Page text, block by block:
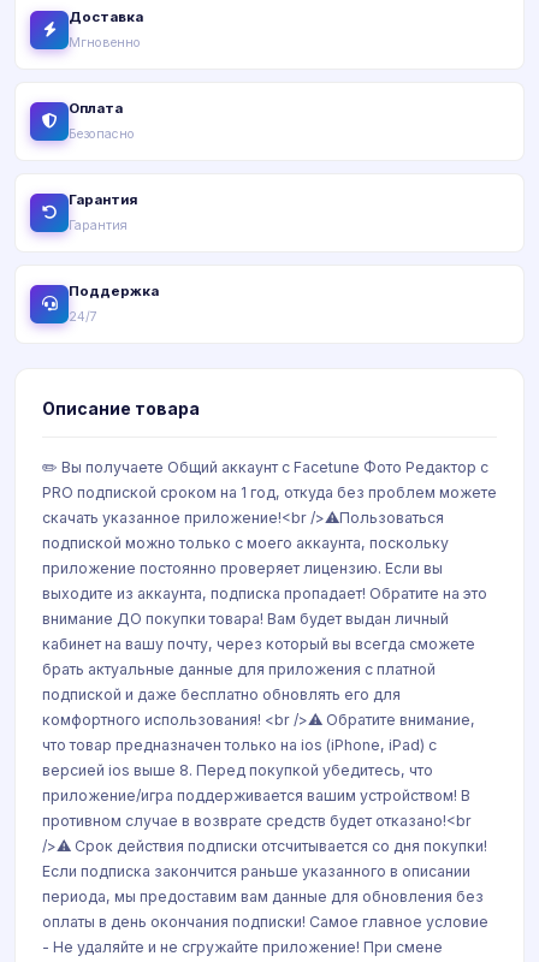
Доставка
Мгновенно
Оплата
Безопасно
Гарантия
Гарантия
Поддержка
24/7
Описание товара
✏️ Вы получаете Общий аккаунт с Facetune Фото Редактор c
PRO подпиской сроком на 1 год, откуда без проблем можете
скачать указанное приложение!<br />⚠️Пользоваться
подпиской можно только с моего аккаунта, поскольку
приложение постоянно проверяет лицензию. Если вы
выходите из аккаунта, подписка пропадает! Обратите на это
внимание ДО покупки товара! Вам будет выдан личный
кабинет на вашу почту, через который вы всегда сможете
брать актуальные данные для приложения с платной
подпиской и даже бесплатно обновлять его для
комфортного использования! <br />⚠️ Обратите внимание,
что товар предназначен только на ios (iPhone, iPad) с
версией ios выше 8. Перед покупкой убедитесь, что
приложение/игра поддерживается вашим устройством! В
противном случае в возврате средств будет отказано!<br
/>⚠️ Срок действия подписки отсчитывается со дня покупки!
Если подписка закончится раньше указанного в описании
периода, мы предоставим вам данные для обновления без
оплаты в день окончания подписки! Самое главное условие
- Не удаляйте и не сгружайте приложение! При смене